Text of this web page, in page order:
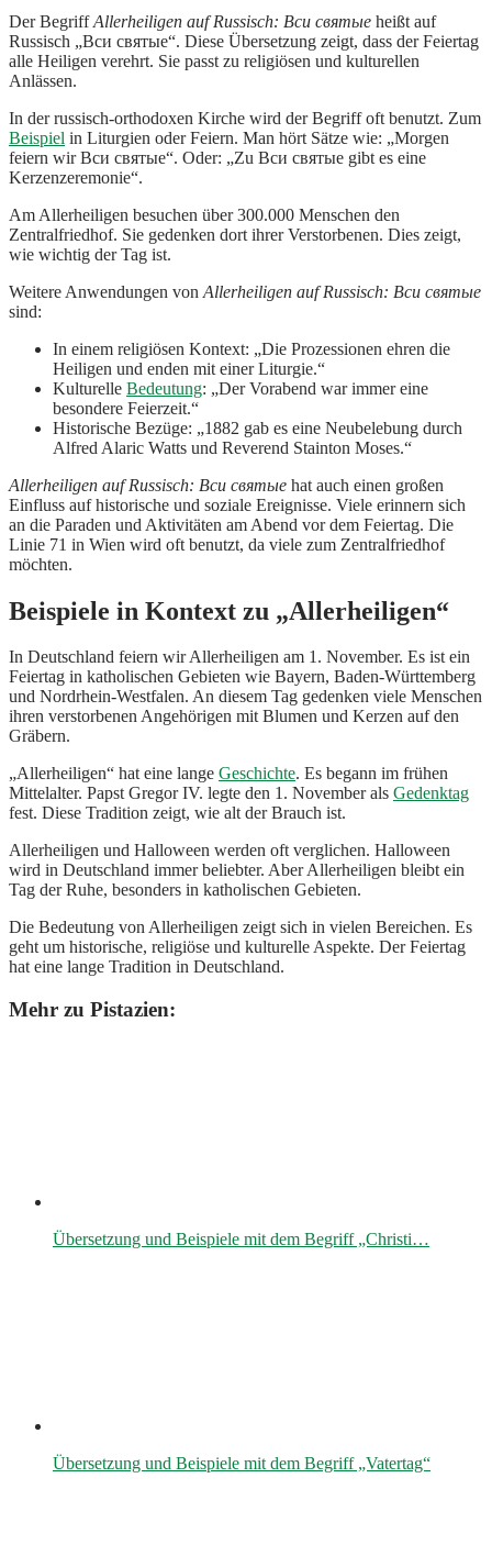
Der BegriffAllerheiligen auf Russisch: Вси святые heißt auf
Russisch „Вси святые“. Diese Übersetzung zeigt, dass der Feiertag
alle Heiligen verehrt. Sie passt zu religiösen und kulturellen
Anlässen.
In der russisch-orthodoxen Kirche wird der Begriff oft benutzt. Zum
Beispiel in Liturgien oder Feiern. Man hört Sätze wie: „Morgen
feiern wir Вси святые“. Oder: „Zu Вси святые gibt es eine
Kerzenzeremonie“.
Am Allerheiligen besuchen über 300.000 Menschen den
Zentralfriedhof. Sie gedenken dort ihrer Verstorbenen. Dies zeigt,
wie wichtig der Tag ist.
Weitere Anwendungen von Allerheiligen auf Russisch: Вси святые
sind:
In einem religiösen Kontext: „Die Prozessionen ehren die
Heiligen und enden mit einer Liturgie.“
Kulturelle Bedeutung: „Der Vorabend war immer eine
besondere Feierzeit.“
Historische Bezüge: „1882 gab es eine Neubelebung durch
Alfred Alaric Watts und Reverend Stainton Moses.“
Allerheiligen auf Russisch: Вси святые hat auch einen großen
Einfluss auf historische und soziale Ereignisse. Viele erinnern sich
an die Paraden und Aktivitäten am Abend vor dem Feiertag. Die
Linie 71 in Wien wird oft benutzt, da viele zum Zentralfriedhof
möchten.
Beispiele in Kontext zu „Allerheiligen“
In Deutschland feiern wir Allerheiligen am 1. November. Es ist ein
Feiertag in katholischen Gebieten wie Bayern, Baden-Württemberg
und Nordrhein-Westfalen. An diesem Tag gedenken viele Menschen
ihren verstorbenen Angehörigen mit Blumen und Kerzen auf den
Gräbern.
„Allerheiligen“ hat eine lange Geschichte. Es begann im frühen
Mittelalter. Papst Gregor IV. legte den 1. November als Gedenktag
fest. Diese Tradition zeigt, wie alt der Brauch ist.
Allerheiligen und Halloween werden oft verglichen. Halloween
wird in Deutschland immer beliebter. Aber Allerheiligen bleibt ein
Tag der Ruhe, besonders in katholischen Gebieten.
Die Bedeutung von Allerheiligen zeigt sich in vielen Bereichen. Es
geht um historische, religiöse und kulturelle Aspekte. Der Feiertag
hat eine lange Tradition in Deutschland.
Mehr zu Pistazien:
Übersetzung und Beispiele mit dem Begriff „Christi…
Übersetzung und Beispiele mit dem Begriff „Vatertag“